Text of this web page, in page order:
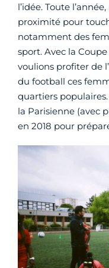
l’idée. Toute
proximité pour
notamment des
sport. Avec la
voulions profiter de
du football ces
quartiers
la Parisienne (avec
en 2018 pour